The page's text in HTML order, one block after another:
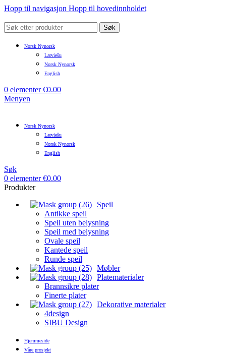
Hopp til navigasjon Hopp til hovedinnholdet
Søk
Norsk Nynorsk
Latviešu
Norsk Nynorsk
English
0 elementer €0.00
Menyen
Norsk Nynorsk
Latviešu
Norsk Nynorsk
English
Søk
0 elementer €0.00
Produkter
Speil
Antikke speil
Speil uten belysning
Speil med belysning
Ovale speil
Kantede speil
Runde speil
Møbler
Platematerialer
Brannsikre plater
Finerte plater
Dekorative materialer
4design
SIBU Design
Hjemmeside
Våre prosjekt